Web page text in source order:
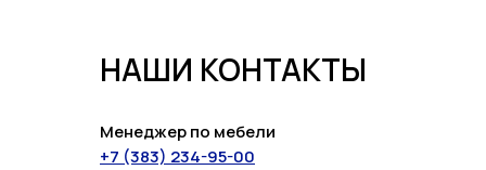
НАШИ КОНТАКТЫ
Менеджер по мебели
+7 (383) 234-95-00